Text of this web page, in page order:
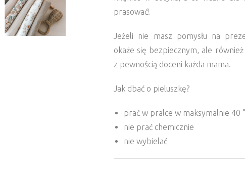
prasować!
Jeżeli nie masz pomysłu na
okaże się bezpiecznym, ale
z pewnością doceni każda mama.
Jak dbać o pieluszkę?
prać w pralce w maksymalnie 40
nie prać chemicznie
nie wybielać